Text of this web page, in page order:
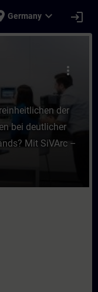
Germany expand_more login
der
more_vert
der
bei deutlicher
Mit SiVArc –